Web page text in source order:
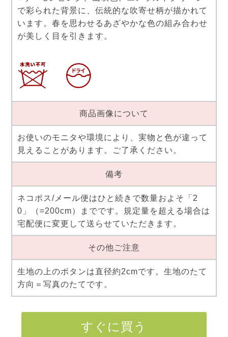
で彩られた背景に、伝統的な吹寄せ柄が描かれて
います。春を思わせるあざやかな色の組み合わせ
が美しく目を引きます。
商品画像について
お使いのモニタや環境により、実物と色が違って
見えることがあります。ご了承ください。
備考
ネコポス/メール便はひと続きで数量およそ「2
0」（=200cm）までです。規定量を超える場合は
宅配便に変更して送らせていただきます。
その他ご注意
生地の上のボタンは直径約2cmです。生地のたて
方向＝写真のたてです。
すぐに買う